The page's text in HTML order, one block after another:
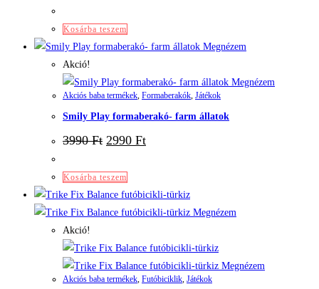
Kosárba teszem
Megnézem
Akció!
Megnézem
Akciós baba termékek Formaberakók Játékok
Smily Play formaberakó- farm állatok
3990Ft 2990 Ft
Kosárba teszem
Megnézem
Akció!
Megnézem
Akciós baba termékek, Futóbiciklik, Játékok